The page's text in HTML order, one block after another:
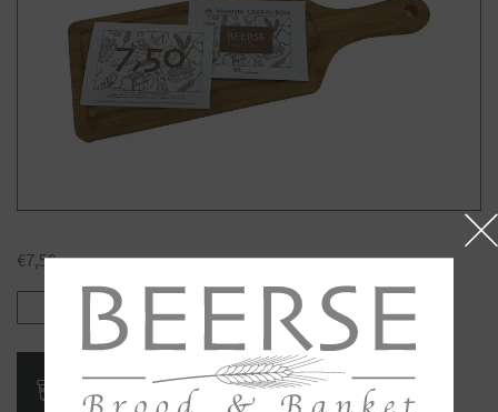
€7,50
Cadeaubon
BEERSE
7,50
aantal